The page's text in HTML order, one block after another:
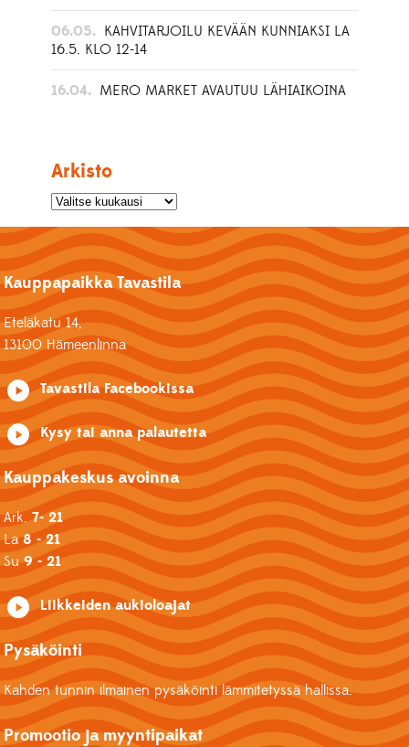
06.05. KAHVITARJOILU KEVÄÄN KUNNIAKSI LA
16.5. KLO 12-14
16.04. MERO MARKET AVAUTUU LÄHIAIKOINA
Arkisto
Kauppapaikka Tavastila
Eteläkatu 14,
13100 Hämeenlinna
Tavastila Facebookissa
Kysy tai anna palautetta
Kauppakeskus avoinna
Ark.7- 21
La8 - 21
Su9 - 21
Liikkeiden aukioloajat
Pysäköinti
Kahden tunnin ilmainen pysäköinti lämmitetyssä hallissa.
Promootio ja myyntipaikat